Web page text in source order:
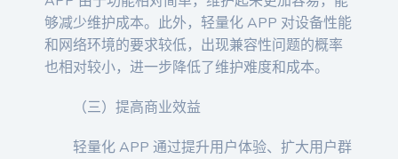
够减少维护成本。此外，轻量化 APP 对设备性能
和网络环境的要求较低，出现兼容性问题的概率
也相对较小，进一步降低了维护难度和成本。
（三）提高商业效益
轻量化 APP 通过提升用户体验、扩大用户群